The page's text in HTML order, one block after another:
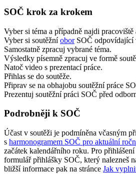
SOČ krok za krokem
Vyber si téma a případně najdi pracoviště
Vyber si soutěžníoborSOČ odpovídající
Samostatně zpracuj vybrané téma.
Výsledky písemně zpracuj ve formě
Natoč video s prezentací práce.
Přihlas se do soutěže.
Připrav se na obhajobu soutěžní práce
Prezentuj soutěžní práci SOČ před
Podrobněji k SOČ
Účast v soutěži je podmíněna včasným
s harmonogramem SOČ pro aktuální
začátek kalendářního roku. Pro
formulář přihlášky SOČ, který nalezneš
bližší informace pak na stránce Jak